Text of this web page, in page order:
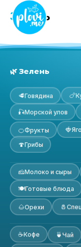
Зелень
🌿 Зелень
🥩Говядина 🍗
🎣Морской улов
🍊Фрукты 🍓
🍄Грибы
🧀Молоко и сыры
🍽Готовые блюда
🌰Орехи 🧂
☕Кофе 🍵 Чай